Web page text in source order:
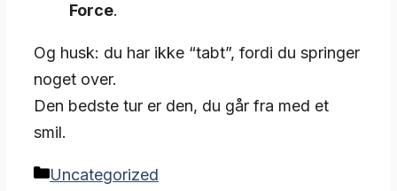
Force.
Og husk: du har ikke “tabt”, fordi du springer
noget over.
Den bedste tur er den, du går fra med et
smil.
Kategorier
Uncategorized